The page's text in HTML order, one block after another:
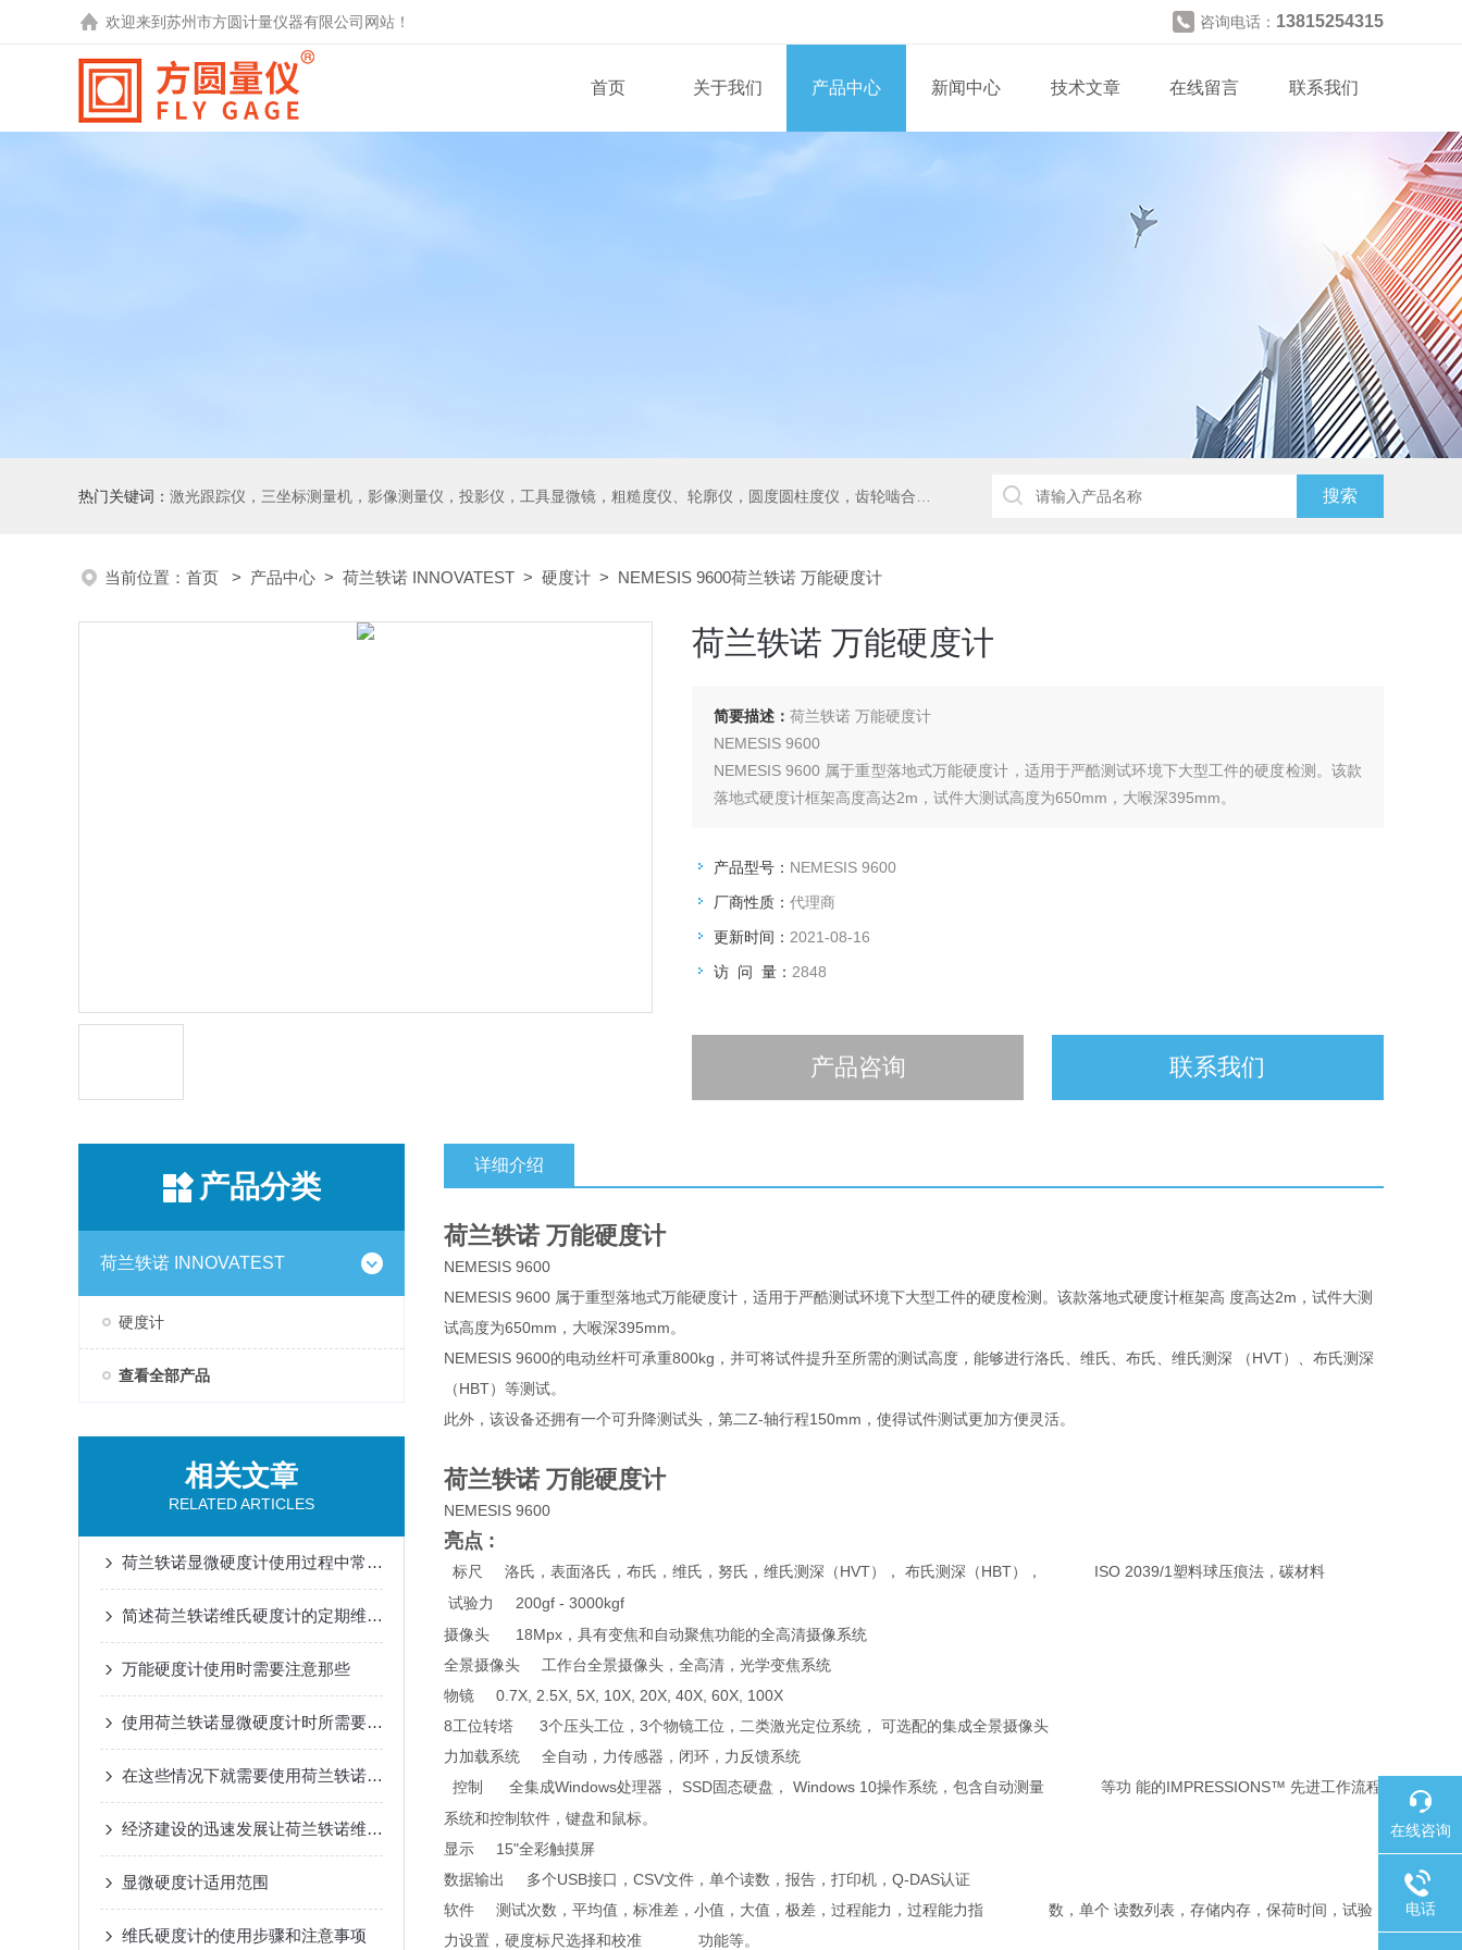
欢迎来到 苏州市方圆计量仪器有限公司 网站！ 咨询电话： 13815254315
首页 关于我们 产品中心 新闻中心 技术文章 在线留言 联系我们
热门关键词： 激光跟踪仪，三坐标测量机，影像测量仪，投影仪，工具显微镜，粗糙度仪、轮廓仪，圆度圆柱度仪，齿轮啮合仪，齿轮检测中心，测高仪，测长仪，激光测径仪，气动量仪，通用量具，硬度计，光谱分析仪，万能试验机，金相设备，内窥镜，无损检测，环境试验，表面涂装检测等精密仪器
当前位置： 首页 > 产品中心 > 荷兰轶诺 INNOVATEST > 硬度计 > NEMESIS 9600荷兰轶诺 万能硬度计
荷兰轶诺 万能硬度计
简要描述： 荷兰轶诺 万能硬度计
NEMESIS 9600
NEMESIS 9600 属于重型落地式万能硬度计，适用于严酷测试环境下大型工件的硬度检测。该款
落地式硬度计框架高度高达2m，试件大测试高度为650mm，大喉深395mm。
产品型号： NEMESIS 9600
厂商性质： 代理商
更新时间： 2021-08-16
访 问 量： 2848
产品咨询 联系我们
产品分类
荷兰轶诺 INNOVATEST
硬度计
查看全部产品
相关文章
RELATED ARTICLES
荷兰轶诺显微硬度计使用过程中常见问题及相应解决方法全分享
简述荷兰轶诺维氏硬度计的定期维护保养方法
万能硬度计使用时需要注意那些
使用荷兰轶诺显微硬度计时所需要注意的要点
在这些情况下就需要使用荷兰轶诺显微硬度计
经济建设的迅速发展让荷兰轶诺维氏硬度计得到了更大的进步
显微硬度计适用范围
维氏硬度计的使用步骤和注意事项
详细介绍
荷兰轶诺 万能硬度计
NEMESIS 9600
NEMESIS 9600 属于重型落地式万能硬度计，适用于严酷测试环境下大型工件的硬度检测。该款落地式硬度计框架高 度高达2m，试件大测
试高度为650mm，大喉深395mm。
NEMESIS 9600的电动丝杆可承重800kg，并可将试件提升至所需的测试高度，能够进行洛氏、维氏、布氏、维氏测深 （HVT）、布氏测深
（HBT）等测试。
此外，该设备还拥有一个可升降测试头，第二Z-轴行程150mm，使得试件测试更加方便灵活。
荷兰轶诺 万能硬度计
NEMESIS 9600
亮点 :
标尺 洛氏，表面洛氏，布氏，维氏，努氏，维氏测深（HVT）， 布氏测深（HBT）， ISO 2039/1塑料球压痕法，碳材料
试验力
200gf - 3000kgf
摄像头 18Mpx，具有变焦和自动聚焦功能的全高清摄像系统
全景摄像头 工作台全景摄像头，全高清，光学变焦系统
物镜 0.7X, 2.5X, 5X, 10X, 20X, 40X, 60X, 100X
8工位转塔 3个压头工位，3个物镜工位，二类激光定位系统， 可选配的集成全景摄像头
力加载系统 全自动，力传感器，闭环，力反馈系统
控制 全集成Windows处理器， SSD固态硬盘， Windows 10操作系统，包含自动测量 等功 能的IMPRESSIONS™ 先进工作流程
系统和控制软件，键盘和鼠标。
显示 15"全彩触摸屏
数据输出 多个USB接口，CSV文件，单个读数，报告，打印机，Q-DAS认证
软件 测试次数，平均值，标准差，小值，大值，极差，过程能力，过程能力指 数，单个 读数列表，存储内存，保荷时间，试验
力设置，硬度标尺选择和校准 功能等。
在线咨询
电话